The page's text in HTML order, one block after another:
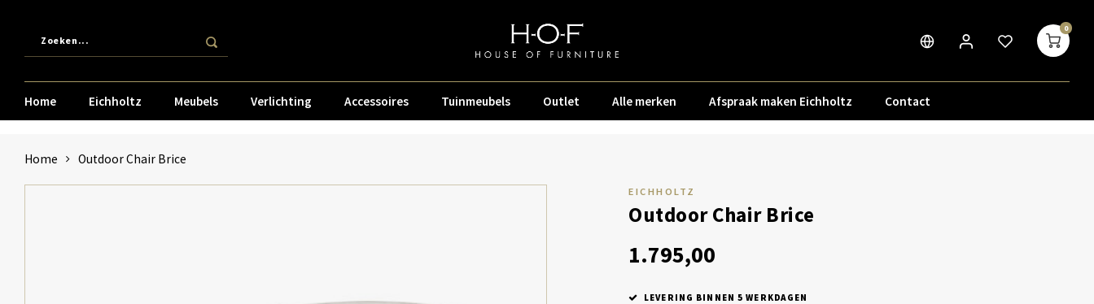
0
Home Eichholtz Meubels Verlichting Accessoires Tuinmeubels Outlet Alle merken Afspraak maken Eichholtz Contact
Home Outdoor Chair Brice
EICHHOLTZ
Outdoor Chair Brice
1.795,00
LEVERING BINNEN 5 WERKDAGEN